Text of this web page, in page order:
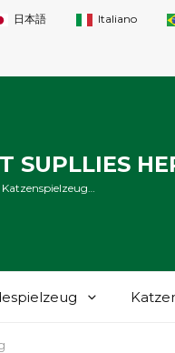
日本語 Italiano
SUPLLIES